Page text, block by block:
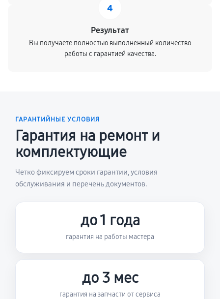
4
Результат
Вы получаете полностью выполненный количество
работы с гарантией качества.
ГАРАНТИЙНЫЕ УСЛОВИЯ
Гарантия на ремонт и
комплектующие
Четко фиксируем сроки гарантии, условия
обслуживания и перечень документов.
до 1 года
гарантия на работы мастера
до 3 мес
гарантия на запчасти от сервиса